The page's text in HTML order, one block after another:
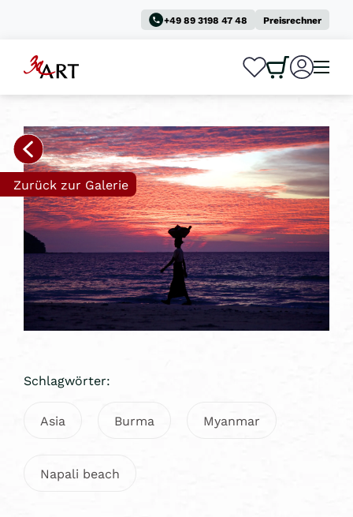
+49 89 3198 47 48 Preisrechner
0
Zurück zur Galerie
Schlagwörter:
Asia Burma Myanmar
Napali beach